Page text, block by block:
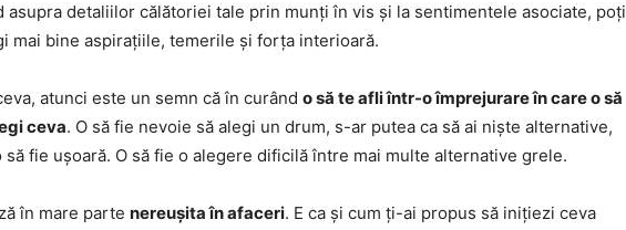
asupra detaliilor călătoriei tale prin munți în vis și la sentimentele asociate, poți
mai bine aspirațiile, temerile și forța interioară.
atunci este un semn că în curând o să te afli într-o împrejurare în care o să
ceva. O să fie nevoie să alegi un drum, s-ar putea ca să ai niște alternative,
să fie ușoară. O să fie o alegere dificilă între mai multe alternative grele.
în mare parte nereușita în afaceri. E ca și cum ți-ai propus să inițiezi ceva